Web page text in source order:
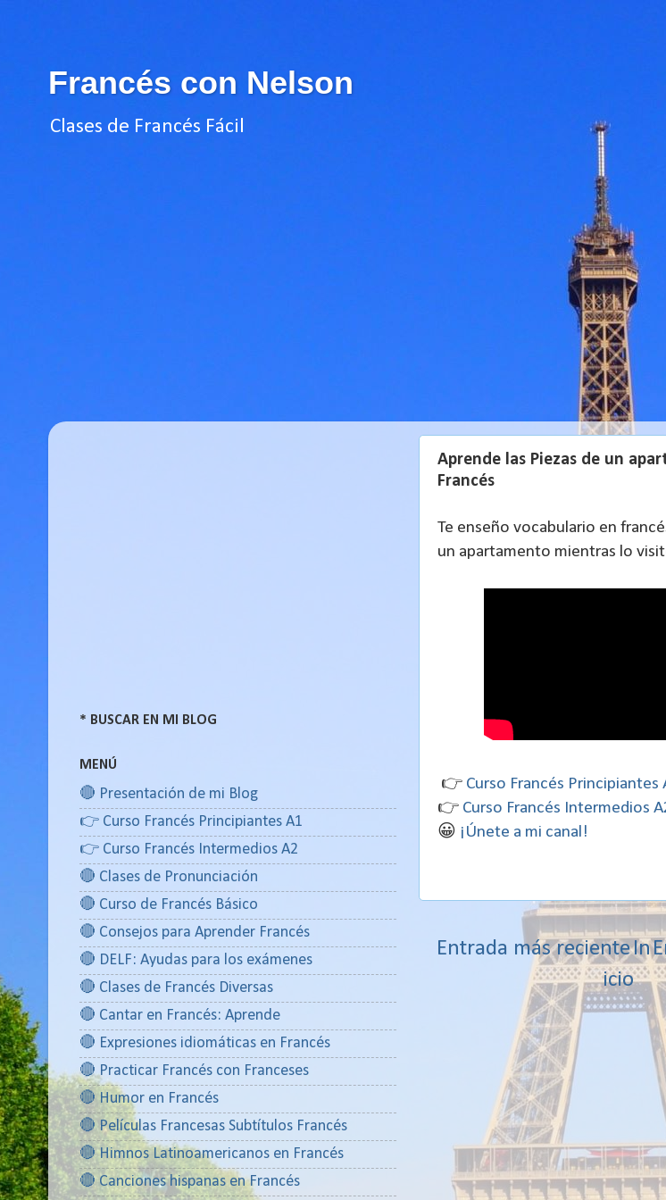
Francés con Nelson
Clases de Francés Fácil
Aprende las Piezas de un
Francés
Te enseño vocabulario en
un apartamento mientras lo
👉 Curso Francés Principiantes
👉 Curso Francés Intermedios
😀 ¡Únete a mi canal!
Entrada más recienteIn
icio
* BUSCAR EN MI BLOG
MENÚ
🔴 Presentación de mi Blog
👉 Curso Francés Principiantes A1
👉 Curso Francés Intermedios A2
🔴 Clases de Pronunciación
🔴 Curso de Francés Básico
🔴 Consejos para Aprender Francés
🔴 DELF: Ayudas para los exámenes
🔴 Clases de Francés Diversas
🔴 Cantar en Francés: Aprende
🔴 Expresiones idiomáticas en Francés
🔴 Practicar Francés con Franceses
🔴 Humor en Francés
🔴 Películas Francesas Subtítulos Francés
🔴 Himnos Latinoamericanos en Francés
🔴 Canciones hispanas en Francés